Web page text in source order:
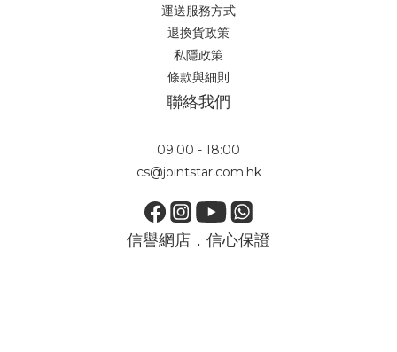
運送服務方式
退換貨政策
私隱政策
條款與細則
聯絡我們
09:00 - 18:00
cs@jointstar.com.hk
信譽網店．信心保證